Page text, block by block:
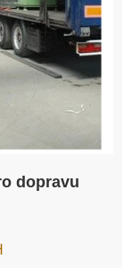
dopravu